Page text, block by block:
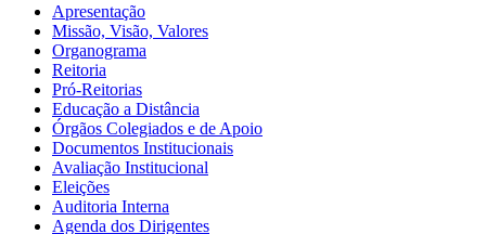
Apresentação
Missão, Visão, Valores
Organograma
Reitoria
Pró-Reitorias
Educação a Distância
Órgãos Colegiados e de Apoio
Documentos Institucionais
Avaliação Institucional
Eleições
Auditoria Interna
Agenda dos Dirigentes